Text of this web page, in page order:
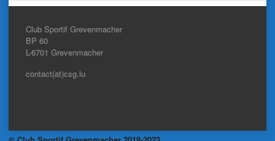
Club Sportif Grevenmacher
BP 60
L-6701 Grevenmacher
contact(at)csg.lu